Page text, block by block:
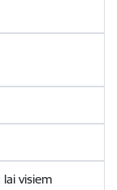
visiem